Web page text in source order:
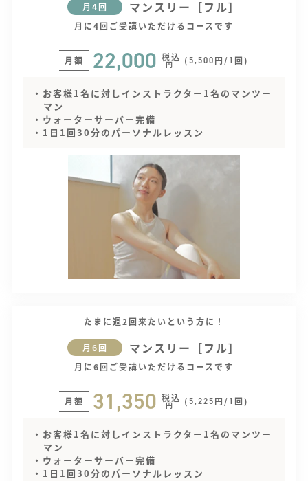
月4回 マンスリー［フル］
月に4回ご受講いただけるコースです
月額 22,000 税込
円 (5,500円/1 回)
・お客様1名に対しインストラクター1名のマンツー
マン
・ウォーターサーバー完備
・1日1回30分のパーソナルレッスン
たまに週2回来たいという方に！
月6回 マンスリー［フル］
月に6回ご受講いただけるコースです
月額 31,350 税込
円 (5,225円/1 回)
・お客様1名に対しインストラクター1名のマンツー
マン
・ウォーターサーバー完備
・1日1回30分のパーソナルレッスン